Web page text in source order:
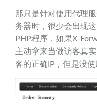
那只是针对使用代理
务器时，很少会出现
PHP程序，如果X-
主动拿来当做访客真
客的正确IP，但是没